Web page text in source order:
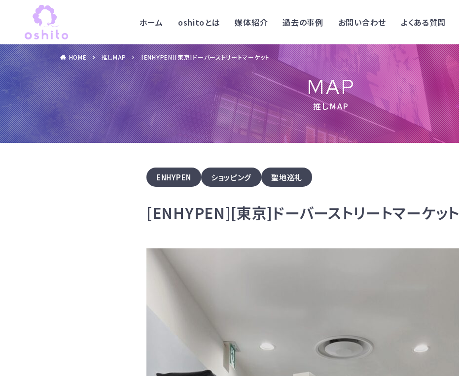
ホーム oshitoとは 媒体紹介 過去の事例 お問い合わせ よくある質問
HOME 推しMAP [ENHYPEN][東京]ドーバーストリートマーケット
MAP
推しMAP
ENHYPEN ショッピング 聖地巡礼
[ENHYPEN][東京]ドーバーストリートマーケット